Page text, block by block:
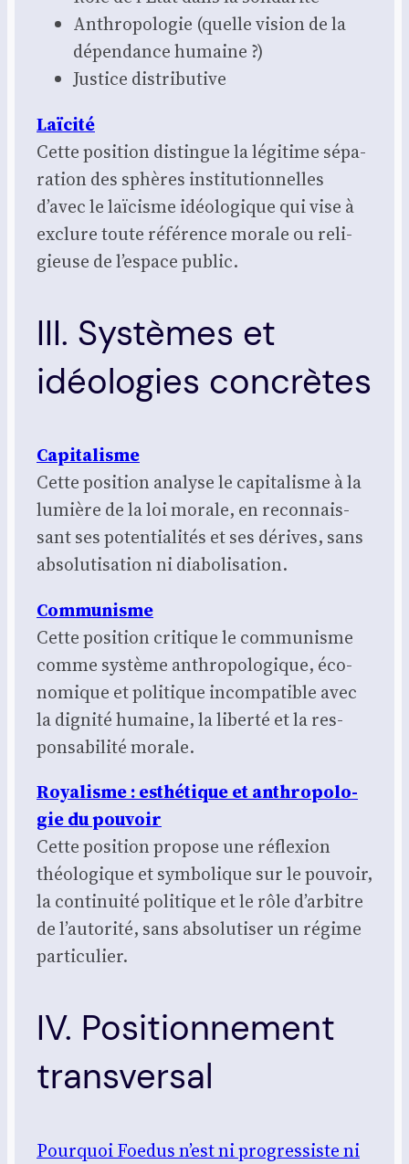
Anthro­po­lo­gie (quelle vision de la
dépen­dance humaine ?)
Jus­tice dis­tri­bu­tive
Laï­ci­té
Cette posi­tion dis­tingue la légi­time sépa­
ra­tion des sphères ins­ti­tu­tion­nelles
d’avec le laï­cisme idéo­lo­gique qui vise à
exclure toute réfé­rence morale ou reli­
gieuse de l’espace public.
III. Systèmes et
idéologies concrètes
Capi­ta­lisme
Cette posi­tion ana­lyse le capi­ta­lisme à la
lumière de la loi morale, en recon­nais­
sant ses poten­tia­li­tés et ses dérives, sans
abso­lu­ti­sa­tion ni dia­bo­li­sa­tion.
Com­mu­nisme
Cette posi­tion cri­tique le com­mu­nisme
comme sys­tème anthro­po­lo­gique, éco­
no­mique et poli­tique incom­pa­tible avec
la digni­té humaine, la liber­té et la res­
pon­sa­bi­li­té morale.
Roya­lisme : esthé­tique et anthro­po­lo­
gie du pou­voir
Cette posi­tion pro­pose une réflexion
théo­lo­gique et sym­bo­lique sur le pou­voir,
la conti­nui­té poli­tique et le rôle d’arbitre
de l’autorité, sans abso­lu­ti­ser un régime
par­ti­cu­lier.
IV. Positionnement
transversal
Pour­quoi Foe­dus n’est ni pro­gres­siste ni